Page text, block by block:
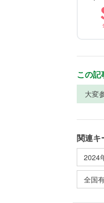
この記
大変
関連キ
2024
全国